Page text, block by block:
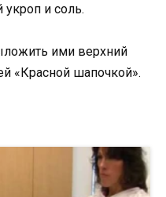
и соль.
ими верхний
«Красной шапочкой».